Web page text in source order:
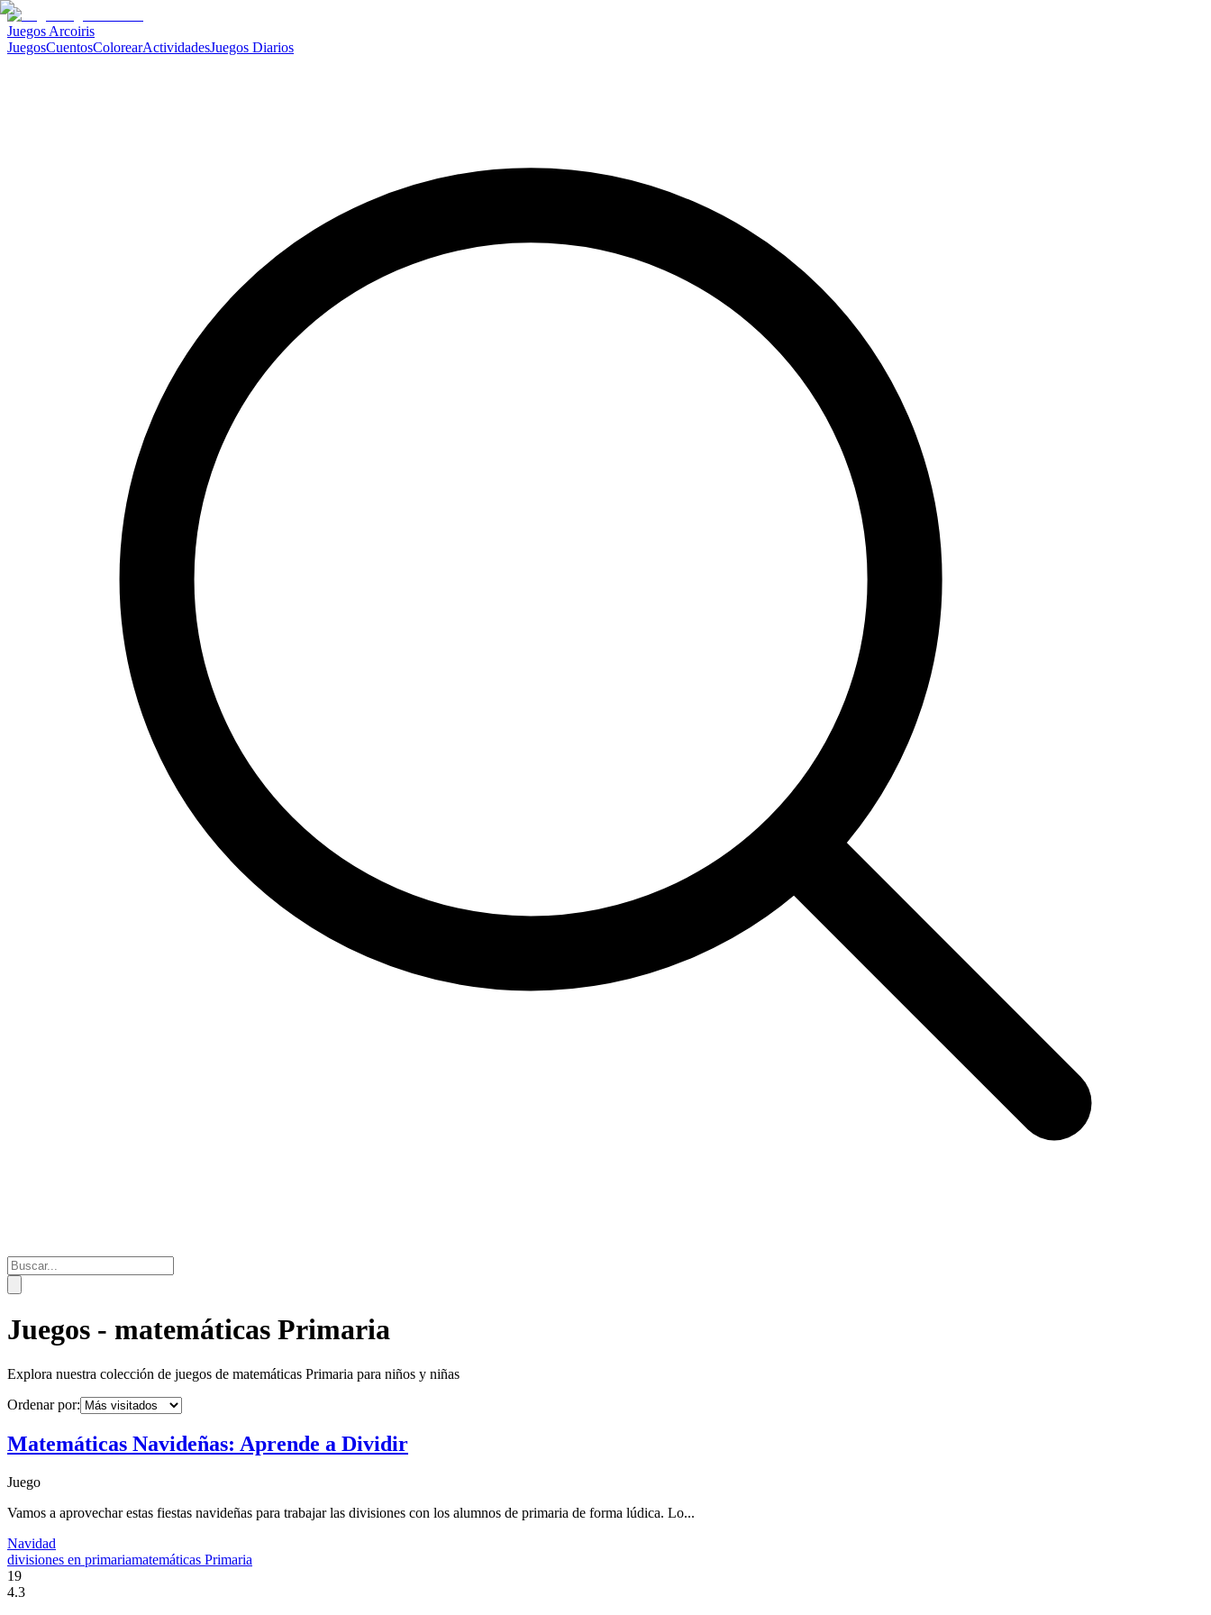
Juegos Arcoiris
JuegosCuentosColorearActividadesJuegos Diarios
Juegos - matemáticas Primaria
Explora nuestra colección de juegos de matemáticas Primaria para niños y niñas
Ordenar por:
Matemáticas Navideñas: Aprende a Dividir
Juego
Vamos a aprovechar estas fiestas navideñas para trabajar las divisiones con los alumnos de primaria de forma lúdica. Lo...
Navidad
divisiones en primariamatemáticas Primaria
19
4.3